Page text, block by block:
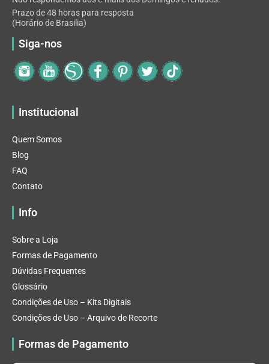
Prazo de 48 horas para resposta
(Horário de Brasilia)
Siga-nos
Institucional
Quem Somos
Blog
FAQ
Contato
Info
Sobre a Loja
Formas de Pagamento
Dúvidas Frequentes
Glossário
Condições de Uso – Kits Digitais
Condições de Uso – Arquivo de Recorte
Formas de Pagamento